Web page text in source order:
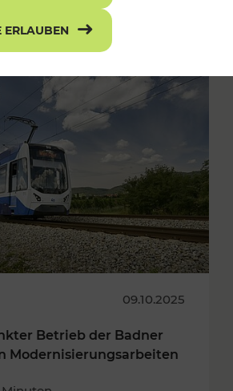
09.10.2025
Betrieb der Badner
Modernisierungsarbeiten
ERLAUBEN